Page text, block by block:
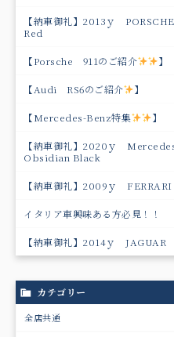
【納車御礼】2013ｙ
Red
【Porsche 911のご紹介 】
【Audi RS6のご紹介 】
【Mercedes-Benz特集 】
【納車御礼】2020ｙ
Obsidian Black
【納車御礼】2009ｙ
イタリア車興味ある方必見！！
【納車御礼】2014ｙ
カテゴリー
全店共通